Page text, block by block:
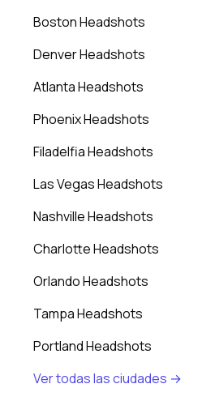
Boston Headshots
Denver Headshots
Atlanta Headshots
Phoenix Headshots
Filadelfia Headshots
Las Vegas Headshots
Nashville Headshots
Charlotte Headshots
Orlando Headshots
Tampa Headshots
Portland Headshots
Ver todas las ciudades →